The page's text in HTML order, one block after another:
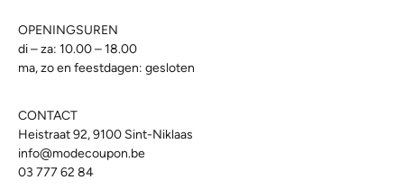
OPENINGSUREN
di – za: 10.00 – 18.00
ma, zo en feestdagen: gesloten
CONTACT
Heistraat 92, 9100 Sint-Niklaas
info@modecoupon.be
03 777 62 84